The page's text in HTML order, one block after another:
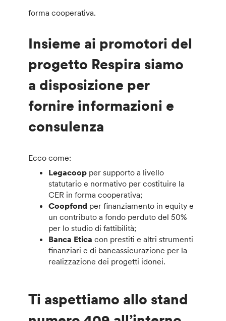
forma cooperativa.
Insieme ai promotori del
progetto Respira siamo
a disposizione per
fornire informazioni e
consulenza
Ecco come:
Legacoop per supporto a livello
statutario e normativo per costituire la
CER in forma cooperativa;
Coopfond per finanziamento in equity e
un contributo a fondo perduto del 50%
per lo studio di fattibilità;
Banca Etica con prestiti e altri strumenti
finanziari e di bancassicurazione per la
realizzazione dei progetti idonei.
Ti aspettiamo allo stand